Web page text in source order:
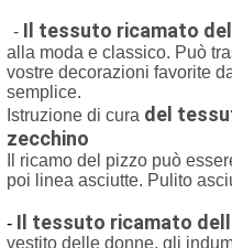
-Il tessuto ricamato
alla moda e classico. Può
vostre decorazioni favorite
semplice.
Istruzione di curadel
zecchino
Il ricamo del pizzo può
poi linea asciutte. Pulito
- Il tessuto ricamato
vestito delle donne, gli